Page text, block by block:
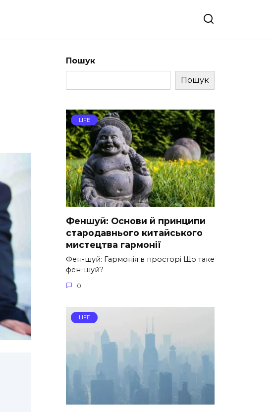
Пошук
Пошук
LIFE
Феншуй: Основи й принципи
стародавнього китайського
мистецтва гармонії
Фен-шуй: Гармонія в просторі Що таке
фен-шуй?
0
LIFE